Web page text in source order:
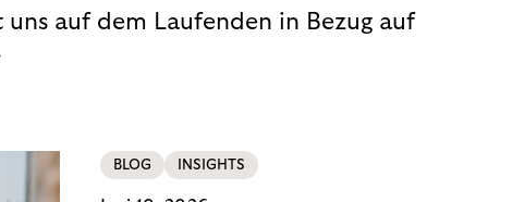
auf dem Laufenden in Bezug auf
BLOG INSIGHTS